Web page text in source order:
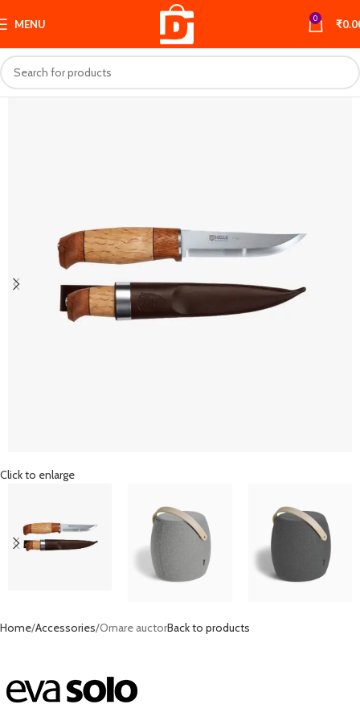
MENU 0 ₹
Click to enlarge
Home Accessories Ornare auctorBack to products